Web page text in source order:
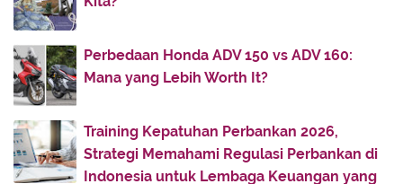
► June(38)
► May
► April(30)
► March (52)
► February
▼ January(49)
Di Atas Sajadah Cinta
Perbedaan Honda ADV 150 vs ADV 160:
Mana yang Lebih Worth It?
Training Kepatuhan Perbankan 2026,
Strategi Memahami Regulasi Perbankan di
Indonesia untuk Lembaga Keuangan yang